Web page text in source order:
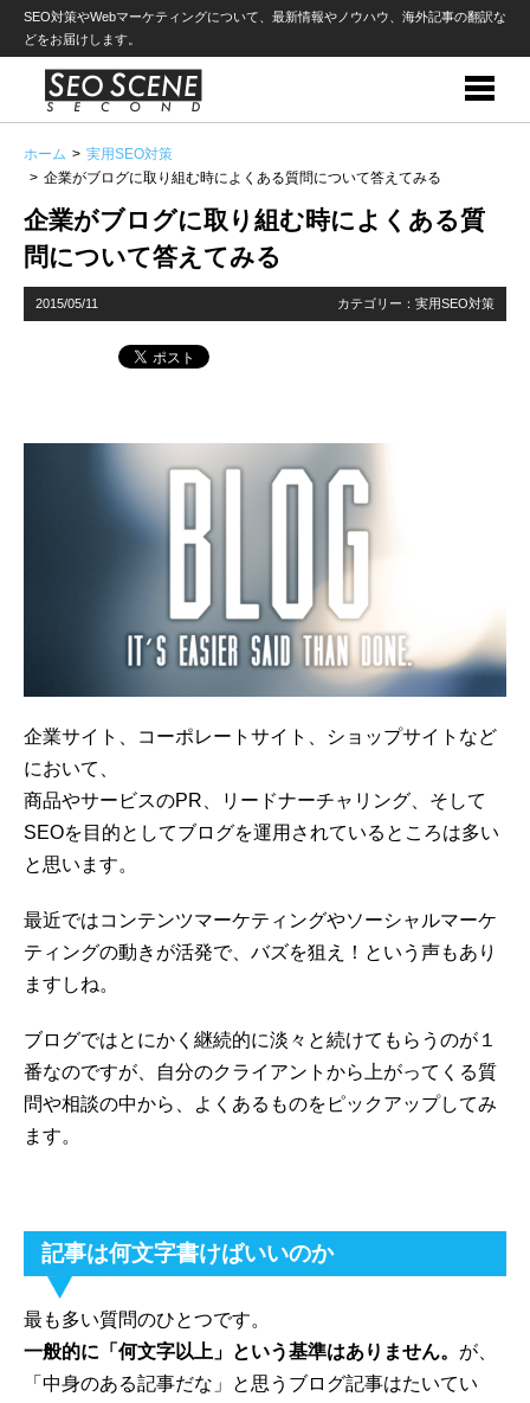
SEO対策やWebマーケティングについて、最新情報やノウハウ、海外記事の翻訳な
どをお届けします。
ホーム
実用SEO対策
企業がブログに取り組む時によくある質問について答えてみる
企業がブログに取り組む時によくある質
問について答えてみる
2015/05/11 カテゴリー： 実用SEO対策
企業サイト、コーポレートサイト、ショップサイトなど
において、
商品やサービスのPR、リードナーチャリング、そして
SEOを目的としてブログを運用されているところは多い
と思います。
最近ではコンテンツマーケティングやソーシャルマーケ
ティングの動きが活発で、バズを狙え！という声もあり
ますしね。
ブログではとにかく継続的に淡々と続けてもらうのが１
番なのですが、自分のクライアントから上がってくる質
問や相談の中から、よくあるものをピックアップしてみ
ます。
記事は何文字書けばいいのか
最も多い質問のひとつです。
一般的に「何文字以上」という基準はありません。 が、
「中身のある記事だな」と思うブログ記事はたいてい